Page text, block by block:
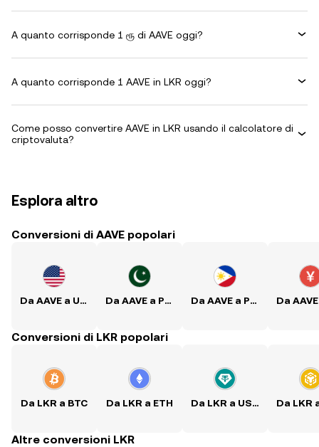
A quanto corrisponde 1 ரூ di AAVE oggi?
A quanto corrisponde 1 AAVE in LKR oggi?
Come posso convertire AAVE in LKR usando il calcolatore di
criptovaluta?
Esplora altro
Conversioni di AAVE popolari
Da AAVE a USD Da AAVE a PKR Da AAVE a PHP
Conversioni di LKR popolari
Da LKR a BTC Da LKR a ETH Da LKR a USDT Da LKR
Altre conversioni LKR